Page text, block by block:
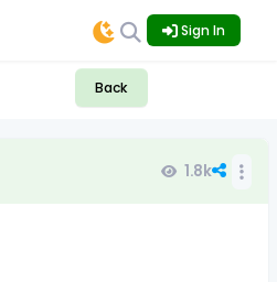
Sign In
Back
1.8k